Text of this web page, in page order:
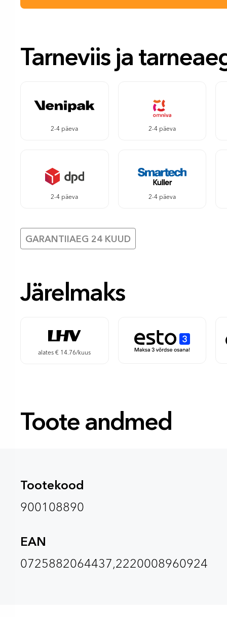
Tarneviis ja
2-4 päeva 2-4 päeva
2-4 päeva 2-4 päeva
GARANTIIAEG 24 KUUD
Järelmaks
alates € 14.76/kuus
Toote andmed
Tootekood
900108890
EAN
0725882064437,2220008960924